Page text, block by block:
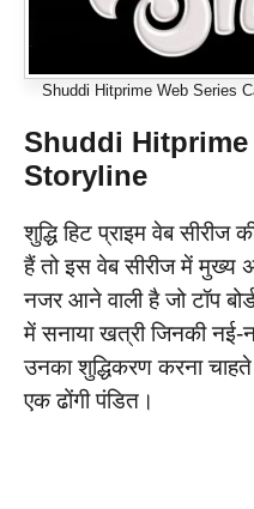
Shuddi Hitprime Web Series
Shuddi Hitprime
Storyline
शुद्धि हिट प्राइम वेब
हैं तो इस वेब सीरीज में मुख्य
नजर आने वाली है जो टॉप
में सनाया खत्री जिनकी नई-
उनका शुद्धिकरण करना
एक ढोंगी पंडित।